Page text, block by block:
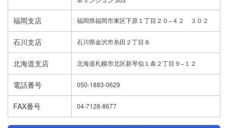
福岡支店 福岡県福岡市東区下原１丁目２０−４２ ３０２
石川支店 石川県金沢市糸田２丁目８
北海道支店 北海道札幌市北区新琴似１条２丁目９−１２
電話番号 050-1883-0629
FAX番号 04-7128-8677